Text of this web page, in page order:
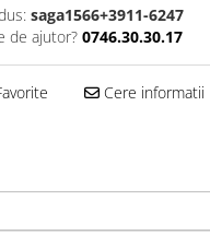
saga1566+3911-6247
de ajutor? 0746.30.30.17
Cere informatii